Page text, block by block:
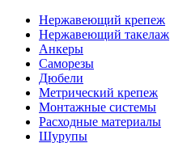
Нержавеющий крепеж
Нержавеющий такелаж
Анкеры
Саморезы
Дюбели
Метрический крепеж
Монтажные системы
Расходные материалы
Шурупы